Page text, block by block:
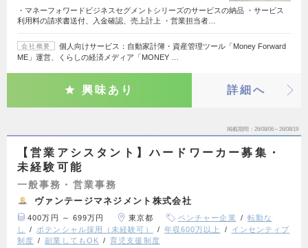
・マネーフォワードビジネスセグメントシリーズのサービスの納品 ・サービス
利用料の請求書送付、入金確認、売上計上 ・営業担当者…
会社概要
個人向けサービス：自動家計簿・資産管理ツール「Money Forward
ME」運営、くらしの経済メディア「MONEY …
興味あり 詳細へ
掲載期間 26/08/06～26/08/19
【営業アシスタント】ハードワーカー募集・
未経験可能
一般事務・営業事務
ヴァンテージマネジメント株式会社
400万円 ～ 699万円 東京都 ベンチャー企業
転勤な
し
ポテンシャル採用（未経験可） 年収600万以上
インセンティブ
制度
副業してもOK 育児支援制度